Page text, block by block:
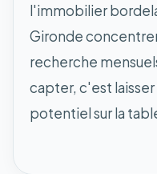
l'immobilier
Gironde
recherche
capter, c'est
potentiel sur la